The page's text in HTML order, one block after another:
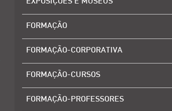
EXPOSIÇÕES E MUSEUS
FORMAÇÃO
FORMAÇÃO-CORPORATIVA
FORMAÇÃO-CURSOS
FORMAÇÃO-PROFESSORES